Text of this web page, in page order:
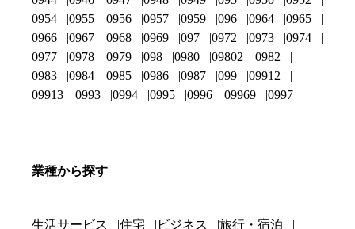
0954
0955 0956 0957 0959 096 0964
0965
0966
0967 0968 0969 097 0972 0973
0974
0977
0978 0979 098 0980 09802
0982
0983
0984 0985 0986 0987 099
09912
09913
0993 0994 0995 0996 09969 0997
業種から探す
生活サービス 住宅 ビジネス
旅行・宿泊